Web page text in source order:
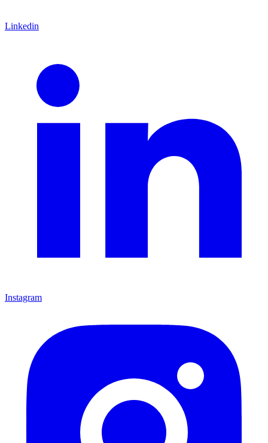
Linkedin
Instagram